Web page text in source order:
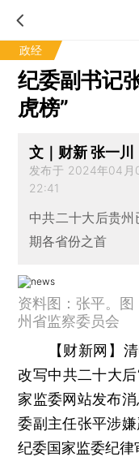
政经
纪委副书记
虎榜”
文｜财新 张一川
发布于 2024年04
22:41
中共二十大后贵
期各省份之首
资料图：张平。
州省监察委员会
【财新网】
改写中共二十大
家监委网站发布
委副主任张平涉
纪委国家监委纪律